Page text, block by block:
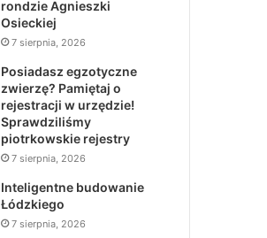
rondzie Agnieszki
Osieckiej
7 sierpnia, 2026
Posiadasz egzotyczne
zwierzę? Pamiętaj o
rejestracji w urzędzie!
Sprawdziliśmy
piotrkowskie rejestry
7 sierpnia, 2026
Inteligentne budowanie
Łódzkiego
7 sierpnia, 2026